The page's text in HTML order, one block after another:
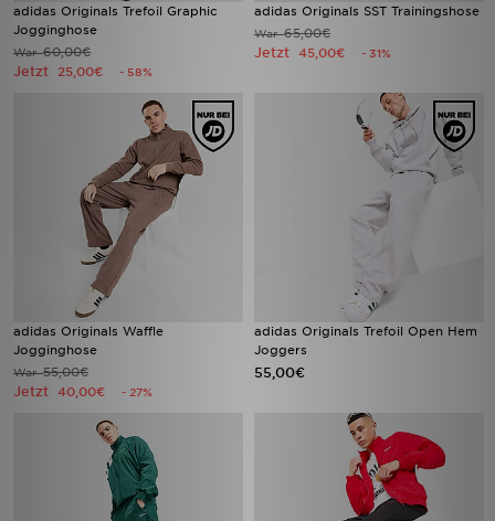
adidas Originals Trefoil Graphic
Jogginghose
War60,00€
Jetzt 25,00€ - 58%
adidas Originals SST Trainingshose
War65,00€
Jetzt 45,00€ - 31%
adidas Originals Waffle
Jogginghose
War55,00€
Jetzt 40,00€ - 27%
adidas Originals Trefoil Open Hem
Joggers
55,00€